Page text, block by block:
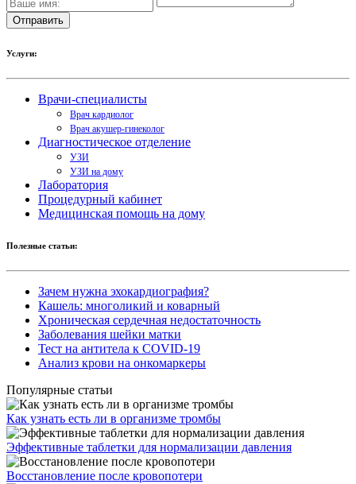
Услуги:
Врачи-специалисты
Врач кардиолог
Врач акушер-гинеколог
Диагностическое отделение
УЗИ
УЗИ на дому
Лаборатория
Процедурный кабинет
Медицинская помощь на дому
Полезные статьи:
Зачем нужна эхокардиография?
Кашель: многоликий и коварный
Хроническая сердечная недостаточность
Заболевания шейки матки
Тест на антитела к COVID-19
Анализ крови на онкомаркеры
Популярные статьи
Как узнать есть ли в организме тромбы
Эффективные таблетки для нормализации давления
Восстановление после кровопотери